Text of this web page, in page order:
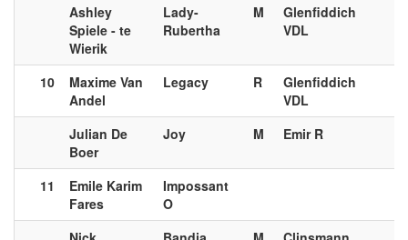
Ashley
Spiele - te
Wierik
Lady-
Rubertha
M
Glenfiddich
VDL
10
Maxime Van
Andel
Legacy R
Glenfiddich
VDL
Julian De
Boer
Joy M Emir R
11
Emile Karim
Fares
Impossant
O